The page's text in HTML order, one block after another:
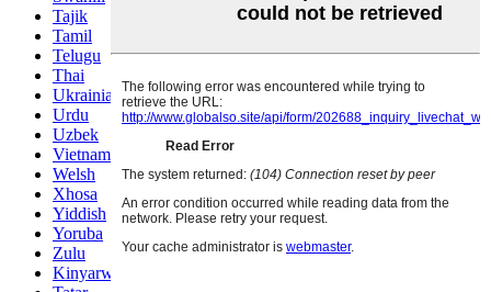
Tajik
Tamil
Telugu
Thai
Ukrainian
Urdu
Uzbek
Vietnamese
Welsh
Xhosa
Yiddish
Yoruba
Zulu
Kinyarwanda